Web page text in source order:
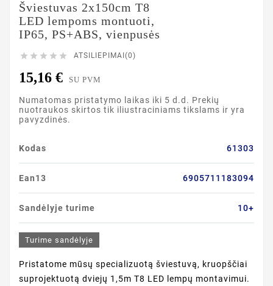
Šviestuvas 2x150cm T8
LED lempoms montuoti,
IP65, PS+ABS, vienpusės
     ATSILIEPIMAI(0)
15,16 € SU PVM
Numatomas pristatymo laikas iki 5 d.d. Prekių
nuotraukos skirtos tik iliustraciniams tikslams ir yra
pavyzdinės.
Kodas 61303
Ean13 6905711183094
Sandėlyje turime 10+
Turime sandėlyje
Pristatome mūsų specializuotą šviestuvą, kruopščiai
suprojektuotą dviejų 1,5m T8 LED lempų montavimui.